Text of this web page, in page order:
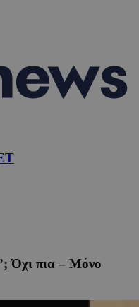
Όχι πια – Μόνο